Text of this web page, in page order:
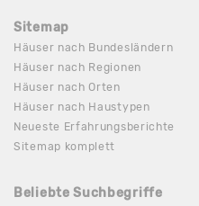
Sitemap
Häuser nach Bundesländern
Häuser nach Regionen
Häuser nach Orten
Häuser nach Haustypen
Neueste Erfahrungsberichte
Sitemap komplett
Beliebte Suchbegriffe